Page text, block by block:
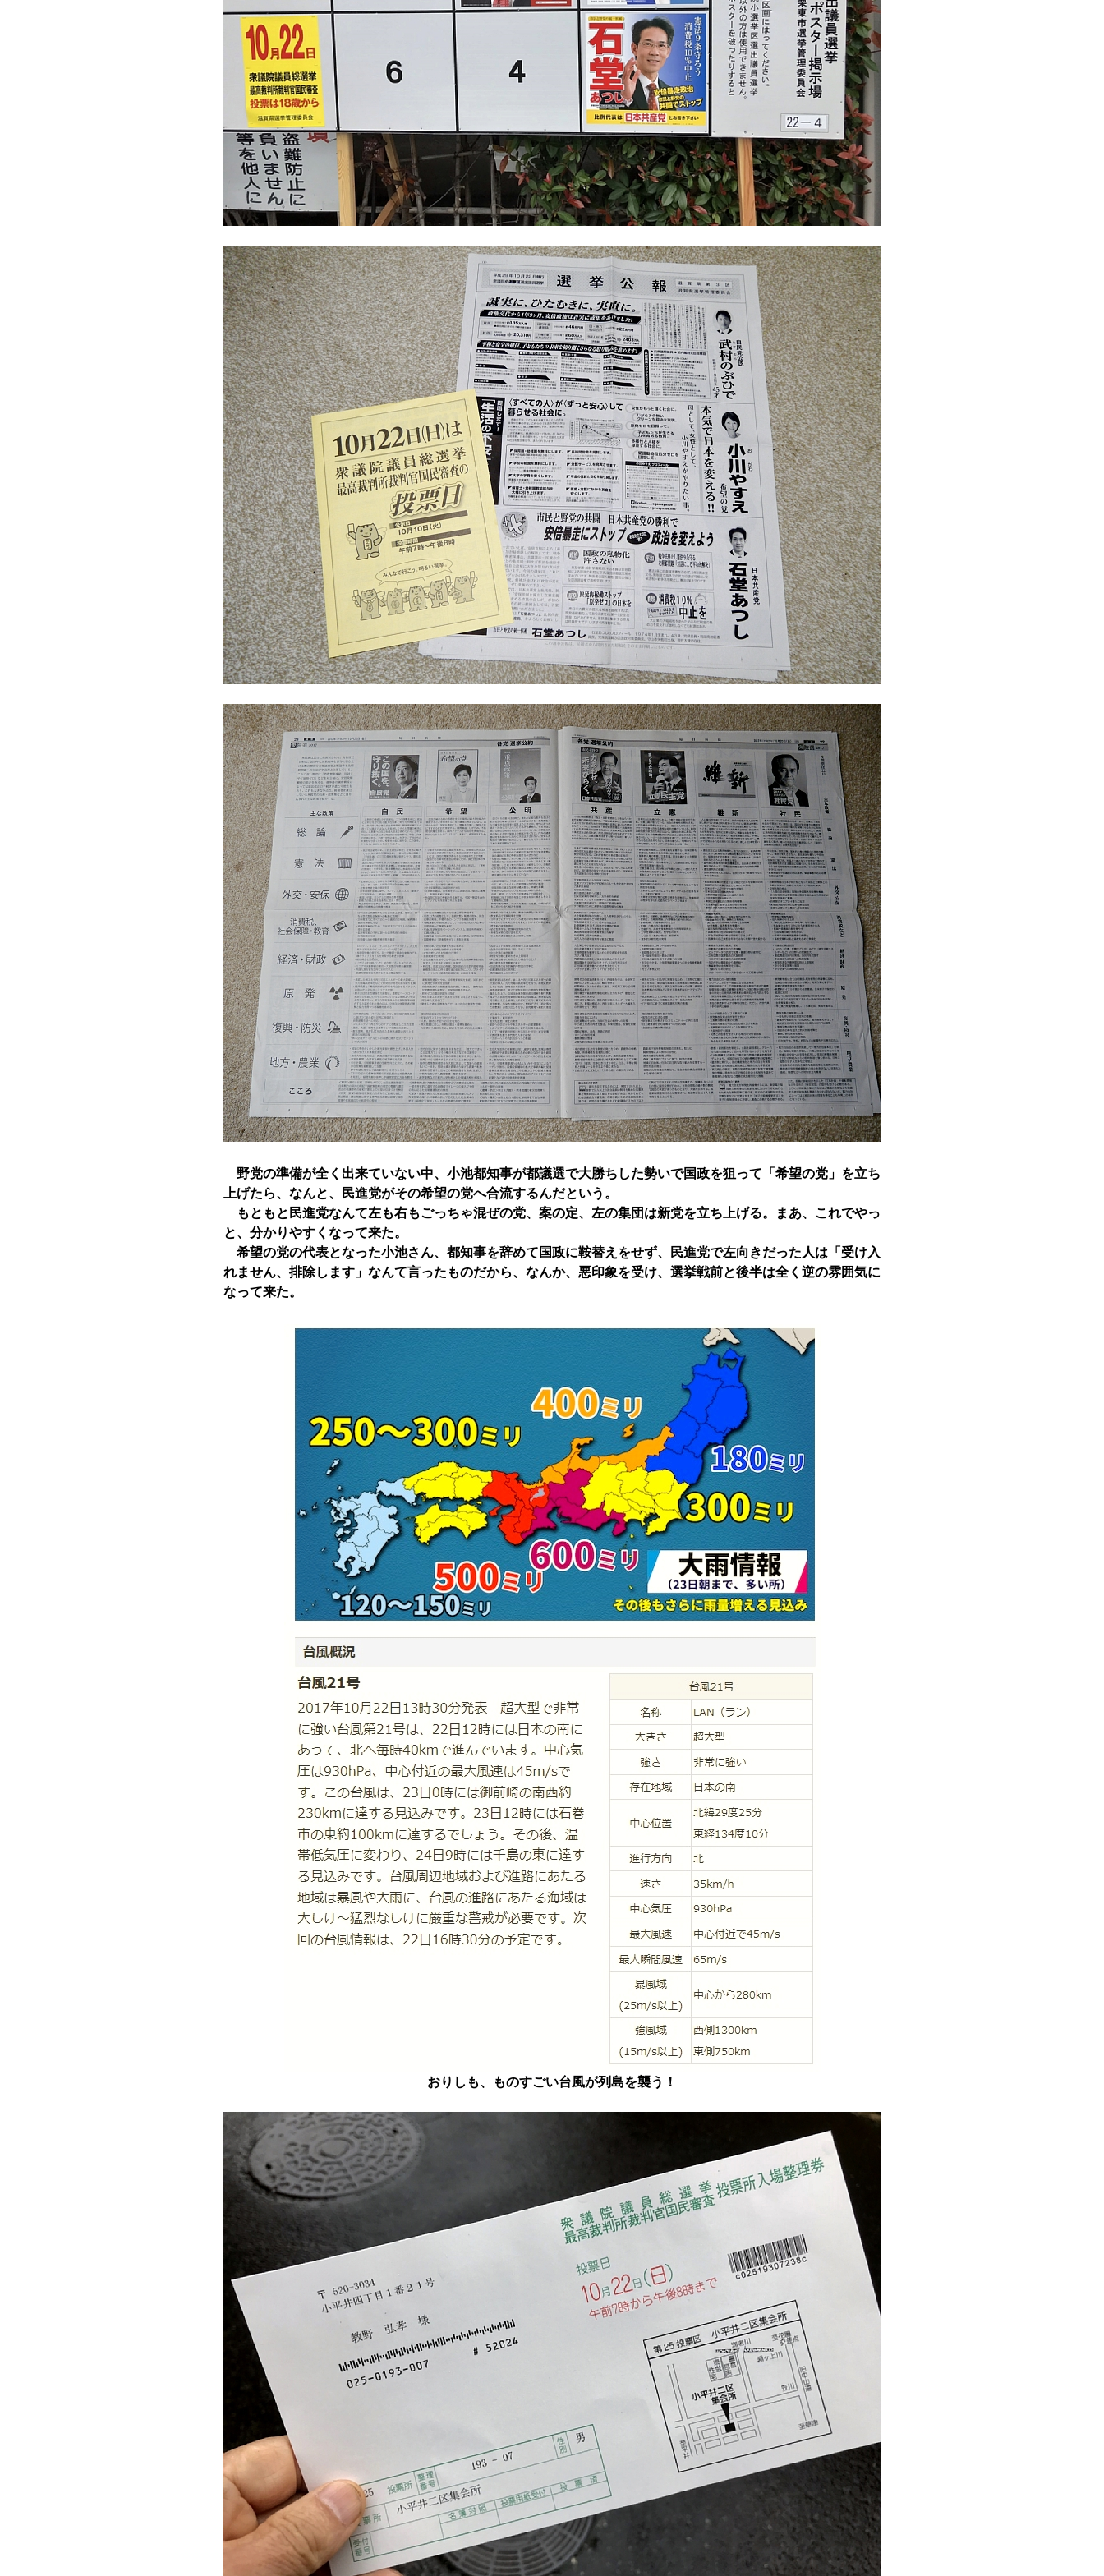
野党の準備が全く出来ていない中、小池都知事が都議選で大勝ちした勢いで国政を狙って「希望の党」を立ち
上げたら、なんと、民進党がその希望の党へ合流するんだという。
もともと民進党なんて左も右もごっちゃ混ぜの党、案の定、左の集団は新党を立ち上げる。まあ、これでやっ
と、分かりやすくなって来た。
希望の党の代表となった小池さん、都知事を辞めて国政に鞍替えをせず、民進党で左向きだった人は「受け入
れません、排除します」なんて言ったものだから、なんか、悪印象を受け、選挙戦前と後半は全く逆の雰囲気に
なって来た。
おりしも、ものすごい台風が列島を襲う！